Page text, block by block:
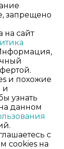
запрещено
на сайт
и похожие
и
узнать
данном
с
cookies на